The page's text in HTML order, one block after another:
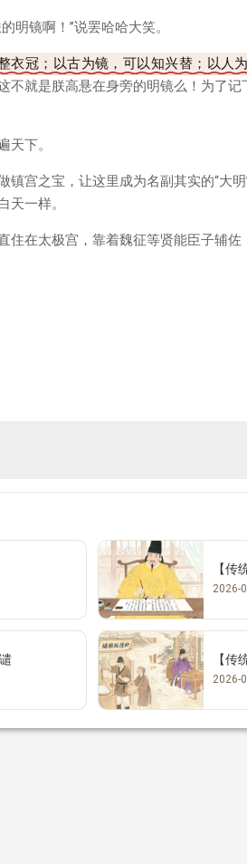
明镜啊！”说罢哈哈大笑。
衣冠；以古为镜，可以知兴替；以人
不就是朕高悬在身旁的明镜么！为了
天下。
宫之宝，让这里成为名副其实的“大
天一样。
在太极宫，靠着魏征等贤能臣子辅佐
【传
2026-
【传
2026-